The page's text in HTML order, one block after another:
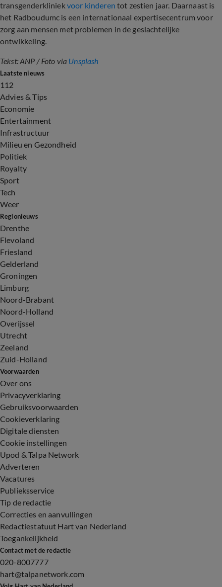
transgenderkliniekvoor kinderen tot zestien jaar. Daarnaast is
het Radboudumc is een internationaal expertisecentrum voor
zorg aan mensen met problemen in de geslachtelijke
ontwikkeling.
Tekst: ANP / Foto via Unsplash
Laatste nieuws
112
Advies & Tips
Economie
Entertainment
Infrastructuur
Milieu en Gezondheid
Politiek
Royalty
Sport
Tech
Weer
Regionieuws
Drenthe
Flevoland
Friesland
Gelderland
Groningen
Limburg
Noord-Brabant
Noord-Holland
Overijssel
Utrecht
Zeeland
Zuid-Holland
Voorwaarden
Over ons
Privacyverklaring
Gebruiksvoorwaarden
Cookieverklaring
Digitale diensten
Cookie instellingen
Upod & Talpa Network
Adverteren
Vacatures
Publieksservice
Tip de redactie
Correcties en aanvullingen
Redactiestatuut Hart van Nederland
Toegankelijkheid
Contact met de redactie
020-8007777
hart@talpanetwork.com